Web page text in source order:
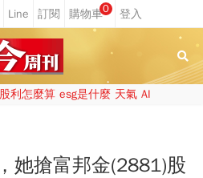
0
利怎麼算 esg是什麼 天氣 AI
她搶富邦金(2881)股